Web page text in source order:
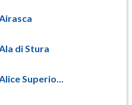
Airasca
Ala di Stura
Alice Superio...